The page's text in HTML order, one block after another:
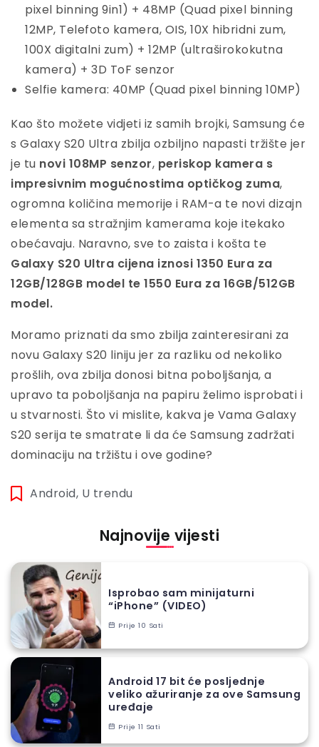
pixel binning 9in1) + 48MP (Quad pixel binning
12MP, Telefoto kamera, OIS, 10X hibridni zum,
100X digitalni zum) + 12MP (ultraširokokutna
kamera) + 3D ToF senzor
Selfie kamera: 40MP (Quad pixel binning 10MP)
Kao što možete vidjeti iz samih brojki, Samsung će
s Galaxy S20 Ultra zbilja ozbiljno napasti tržište jer
je tu novi 108MP senzor, periskop kamera s
impresivnim mogućnostima optičkog zuma,
ogromna količina memorije i RAM-a te novi dizajn
elementa sa stražnjim kamerama koje itekako
obećavaju. Naravno, sve to zaista i košta te
Galaxy S20 Ultra cijena iznosi 1350 Eura za
12GB/128GB model te 1550 Eura za 16GB/512GB
model.
Moramo priznati da smo zbilja zainteresirani za
novu Galaxy S20 liniju jer za razliku od nekoliko
prošlih, ova zbilja donosi bitna poboljšanja, a
upravo ta poboljšanja na papiru želimo isprobati i
u stvarnosti. Što vi mislite, kakva je Vama Galaxy
S20 serija te smatrate li da će Samsung zadržati
dominaciju na tržištu i ove godine?
Android, U trendu
Najnovije vijesti
Isprobao sam minijaturni
“iPhone” (VIDEO)
Prije 10 Sati
Android 17 bit će posljednje
veliko ažuriranje za ove Samsung
uređaje
Prije 11 Sati